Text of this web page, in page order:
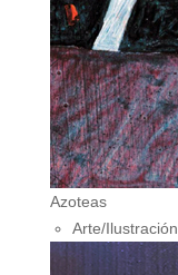
Azoteas
Arte/Ilustración